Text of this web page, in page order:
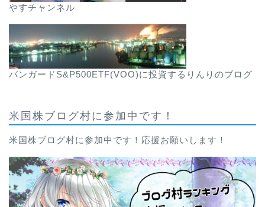
やすチャンネル
バンガードS&P500ETF(VOO)に投資するりんりのブログ
米国株ブログ村に参加中です！
米国株ブログ村に参加中です！応援お願いします！